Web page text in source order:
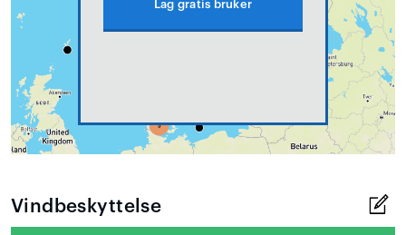
Lag gratis bruker
Vindbeskyttelse